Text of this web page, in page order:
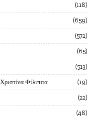
118
659
572
65
513
Φίλιππα 19
22
48